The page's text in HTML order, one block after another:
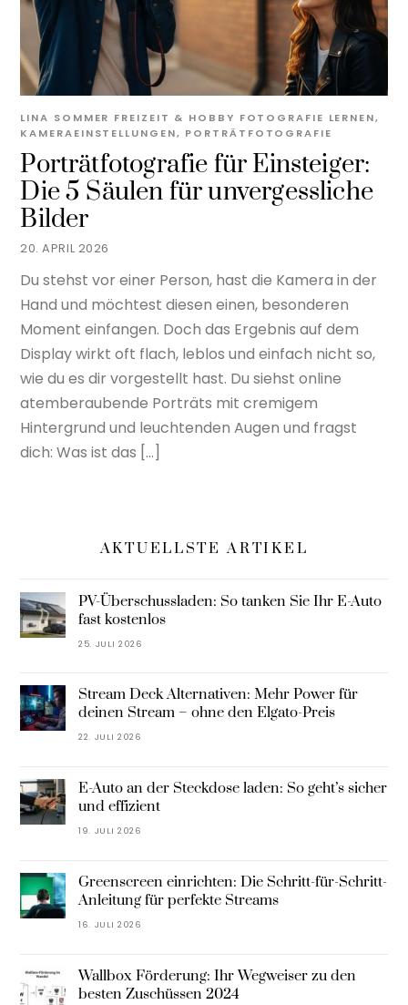
20. APRIL 2026
Porträtfotografie für Einsteiger:
Die 5 Säulen für unvergessliche
Bilder
LINA SOMMER FREIZEIT & HOBBY FOTOGRAFIE LERNEN,
KAMERAEINSTELLUNGEN, PORTRÄTFOTOGRAFIE
Du stehst vor einer Person, hast die Kamera in der
Hand und möchtest diesen einen, besonderen
Moment einfangen. Doch das Ergebnis auf dem
Display wirkt oft flach, leblos und einfach nicht so,
wie du es dir vorgestellt hast. Du siehst online
atemberaubende Porträts mit cremigem
Hintergrund und leuchtenden Augen und fragst
dich: Was ist das […]
AKTUELLSTE ARTIKEL
PV-Überschussladen: So tanken Sie Ihr E-Auto
fast kostenlos
25. JULI 2026
Stream Deck Alternativen: Mehr Power für
deinen Stream – ohne den Elgato-Preis
22. JULI 2026
E-Auto an der Steckdose laden: So geht’s sicher
und effizient
19. JULI 2026
Greenscreen einrichten: Die Schritt-für-Schritt-
Anleitung für perfekte Streams
16. JULI 2026
Wallbox Förderung: Ihr Wegweiser zu den
besten Zuschüssen 2024